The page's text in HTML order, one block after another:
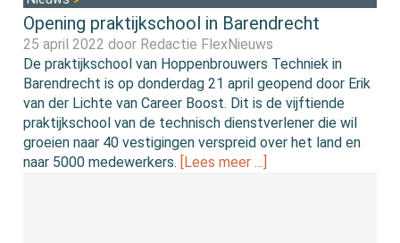
Opening praktijkschool in Barendrecht
25 april 2022 door Redactie FlexNieuws
De praktijkschool van Hoppenbrouwers Techniek in
Barendrecht is op donderdag 21 april geopend door Erik
van der Lichte van Career Boost. Dit is de vijftiende
praktijkschool van de technisch dienstverlener die wil
groeien naar 40 vestigingen verspreid over het land en
naar 5000 medewerkers. [Lees meer …]